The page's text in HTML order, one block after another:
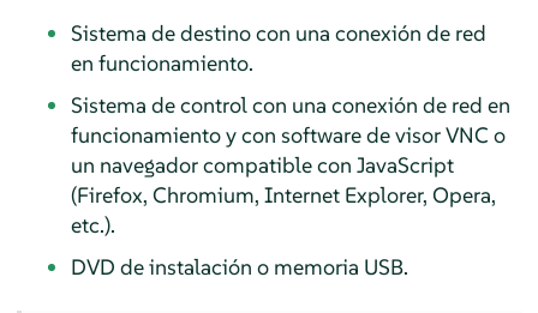
Sistema de destino con una conexión de red
en funcionamiento.
Sistema de control con una conexión de red en
funcionamiento y con software de visor VNC o
un navegador compatible con JavaScript
(Firefox, Chromium, Internet Explorer, Opera,
etc.).
DVD de instalación o memoria USB.